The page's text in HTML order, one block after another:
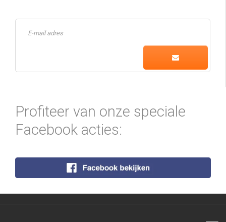
Profiteer van onze speciale
Facebook acties: